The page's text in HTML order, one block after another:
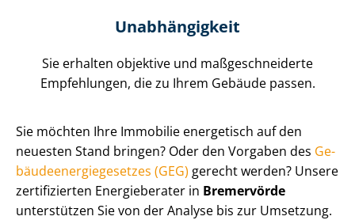
Unabhängigkeit
Sie erhalten objektive und maß­ge­schnei­der­te
Empfehlungen, die zu Ihrem Gebäude passen.
Sie möchten Ihre Immobilie energetisch auf den
neuesten Stand bringen? Oder den Vorgaben des Ge­
bäu­de­en­er­gie­ge­set­zes (GEG) gerecht werden? Unsere
zertifizierten Energieberater in Bremervörde
unterstützen Sie von der Analyse bis zur Umsetzung.